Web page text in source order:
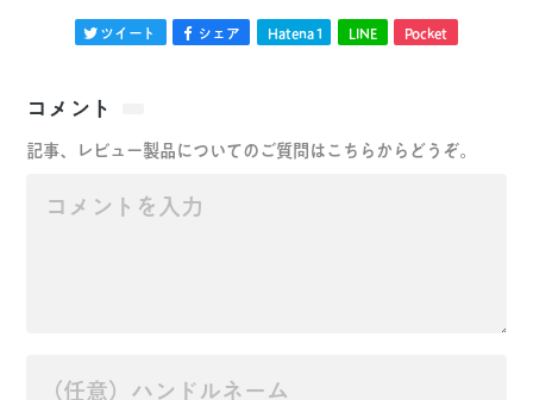
ツイート シェア Hatena1 LINE Pocket
コメント
記事、レビュー製品についてのご質問はこちらからどうぞ。